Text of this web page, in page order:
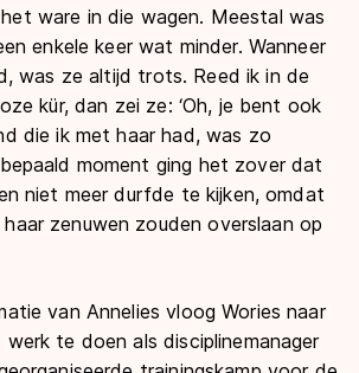
ware in die wagen. Meestal was
enkele keer wat minder. Wanneer
was ze altijd trots. Reed ik in de
kür, dan zei ze: ‘Oh, je bent ook
die ik met haar had, was zo
moment ging het zover dat
niet meer durfde te kijken, omdat
zenuwen zouden overslaan op
van Annelies vloog Wories naar
te doen als disciplinemanager